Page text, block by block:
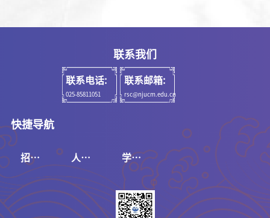
联系我们
联系电话:
025-85811051
联系邮箱:
rsc@njucm.edu.cn
快捷导航
招聘
系统
人事
系统
学校
官网